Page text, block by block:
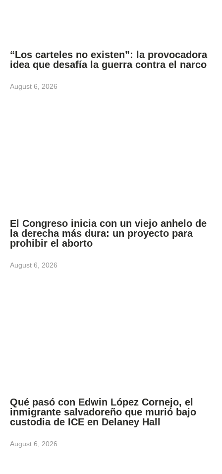
“Los carteles no existen”: la provocadora
idea que desafía la guerra contra el narco
August 6, 2026
El Congreso inicia con un viejo anhelo de
la derecha más dura: un proyecto para
prohibir el aborto
August 6, 2026
Qué pasó con Edwin López Cornejo, el
inmigrante salvadoreño que murió bajo
custodia de ICE en Delaney Hall
August 6, 2026